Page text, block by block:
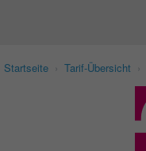
Startseite Tarif-Übersicht